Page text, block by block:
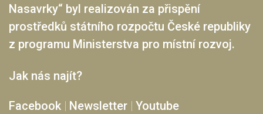
Nasavrky“ byl realizován za přispění
prostředků státního rozpočtu České republiky
z programu Ministerstva pro místní rozvoj.
Jak nás najít?
Facebook | Newsletter | Youtube